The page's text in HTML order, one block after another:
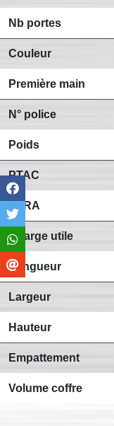
Nb portes
Couleur
Première main
N° police
Poids
PTAC
PTRA
Charge utile
Longueur
Largeur
Hauteur
Empattement
Volume coffre